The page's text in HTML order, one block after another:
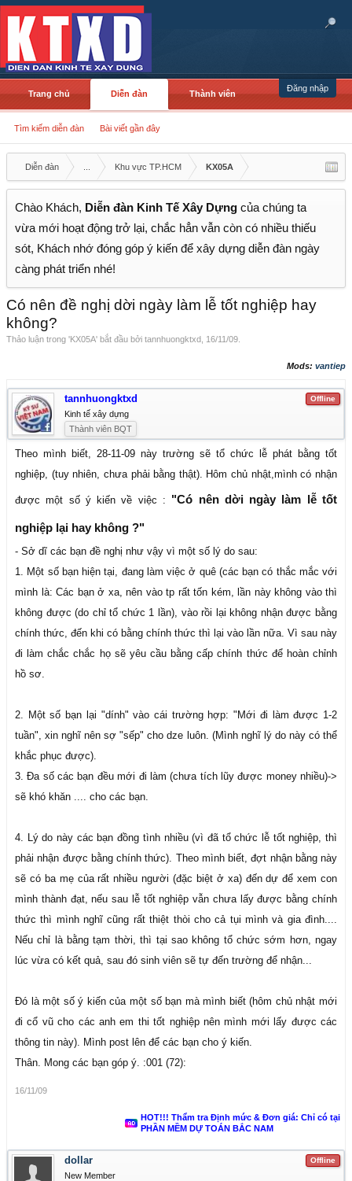
Đăng nhập
Trang chủ Diễn đàn
Tìm kiếm diễn đàn Bài viết gần đây
Thành viên
Diễn đàn Khu vực TP.HCM KX05A
Chào Khách, Diễn đàn Kinh Tế Xây Dựng của chúng ta
vừa mới hoạt động trở lại, chắc hẳn vẫn còn có nhiều thiếu
sót, Khách nhớ đóng góp ý kiến để xây dựng diễn đàn ngày
càng phát triển nhé!
Có nên đề nghị dời ngày làm lễ tốt nghiệp hay
không?
Thảo luận trong 'KX05A' bắt đầu bởi tannhuongktxd 16/11/09
Mods: vantiep
Offline
tannhuongktxd
Kinh tế xây dựng
Thành viên BQT
Theo mình biết, 28-11-09 này trường sẽ tổ chức lễ phát bằng tốt
nghiệp, (tuy nhiên, chưa phải bằng thật). Hôm chủ nhật,mình có nhận
được một số ý kiến về việc : "Có nên dời ngày làm lễ tốt
nghiệp lại hay không ?"
- Sở dĩ các bạn đề nghị như vậy vì một số lý do sau:
1. Một số bạn hiện tại, đang làm việc ở quê (các bạn có thắc mắc với
mình là: Các bạn ở xa, nên vào tp rất tốn kém, lần này không vào thì
không được (do chỉ tổ chức 1 lần), vào rồi lại không nhận được bằng
chính thức, đến khi có bằng chính thức thì lại vào lần nữa. Vì sau này
đi làm chắc chắc họ sẽ yêu cầu bằng cấp chính thức để hoàn chỉnh
hồ sơ.
2. Một số bạn lại "dính" vào cái trường hợp: "Mới đi làm được 1-2
tuần", xin nghĩ nên sợ "sếp" cho dze luôn. (Mình nghĩ lý do này có thể
khắc phục được).
3. Đa số các bạn đều mới đi làm (chưa tích lũy được money nhiều)->
sẽ khó khăn .... cho các bạn.
4. Lý do này các bạn đồng tình nhiều (vì đã tổ chức lễ tốt nghiệp, thì
phải nhận được bằng chính thức). Theo mình biết, đợt nhận bằng này
sẽ có ba mẹ của rất nhiều người (đặc biệt ở xa) đến dự để xem con
mình thành đạt, nếu sau lễ tốt nghiệp vẫn chưa lấy được bằng chính
thức thì mình nghĩ cũng rất thiệt thòi cho cả tụi mình và gia đình....
Nếu chỉ là bằng tạm thời, thì tại sao không tổ chức sớm hơn, ngay
lúc vừa có kết quả, sau đó sinh viên sẽ tự đến trường để nhận...
Đó là một số ý kiến của một số bạn mà mình biết (hôm chủ nhật mới
đi cổ vũ cho các anh em thi tốt nghiệp nên mình mới lấy được các
thông tin này). Mình post lên để các bạn cho ý kiến.
Thân. Mong các bạn góp ý. :001 (72):
16/11/09
HOT!!! Thẩm tra Định mức & Đơn giá: Chỉ có tại
PHẦN MỀM DỰ TOÁN BẮC NAM
Offline
dollar
New Member